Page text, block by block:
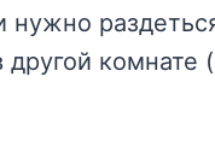
нужно
комнате